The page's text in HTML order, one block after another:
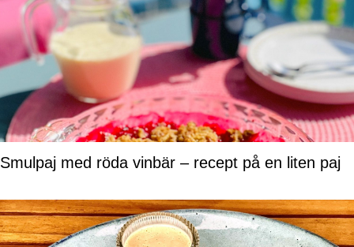
Smulpaj med röda vinbär – recept på en liten paj